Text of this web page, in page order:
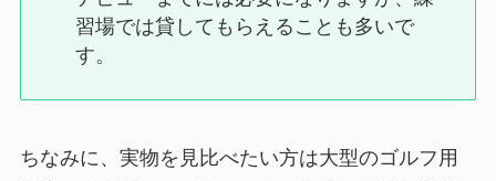
習場では貸してもらえることも多いで
す。
ちなみに、実物を見比べたい方は大型のゴルフ用